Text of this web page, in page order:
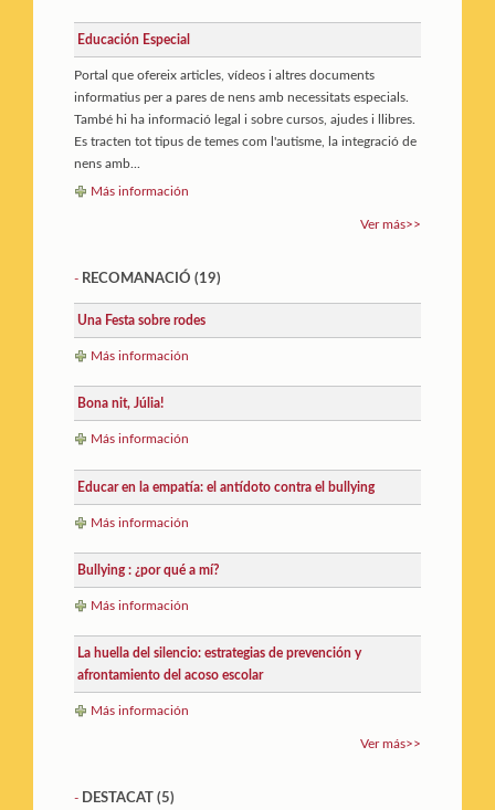
Educación Especial
Portal que ofereix articles, vídeos i altres documents
informatius per a pares de nens amb necessitats especials.
També hi ha informació legal i sobre cursos, ajudes i llibres.
Es tracten tot tipus de temes com l'autisme, la integració de
nens amb...
Más información
Ver más>>
- RECOMANACIÓ (19)
Una Festa sobre rodes
Más información
Bona nit, Júlia!
Más información
Educar en la empatía: el antídoto contra el bullying
Más información
Bullying : ¿por qué a mí?
Más información
La huella del silencio: estrategias de prevención y
afrontamiento del acoso escolar
Más información
Ver más>>
- DESTACAT (5)